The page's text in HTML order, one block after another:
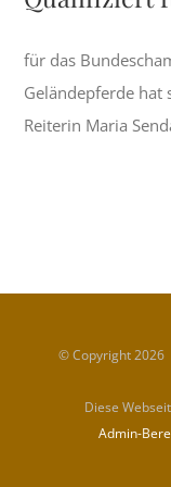
für das
Geländepferde hat
Reiterin Maria
© Copyright
Diese
Admin-